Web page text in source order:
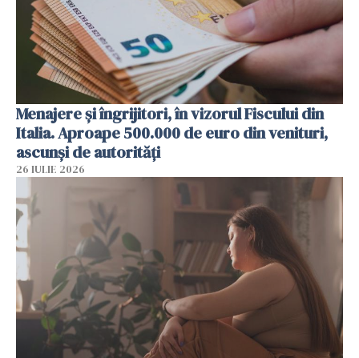
Menajere și îngrijitori, în vizorul Fiscului din
Italia. Aproape 500.000 de euro din venituri,
ascunși de autorități
26 IULIE 2026